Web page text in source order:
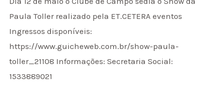
Paula Toller realizado pela ET.CETERA eventos
Ingressos disponíveis:
https://www.guicheweb.com.br/show-paula-
toller_21108 Informações: Secretaria Social:
1533889021